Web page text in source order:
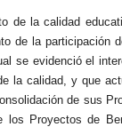
de la calidad
de la
se evidenció el
la calidad, y que
de sus
Proyectos de